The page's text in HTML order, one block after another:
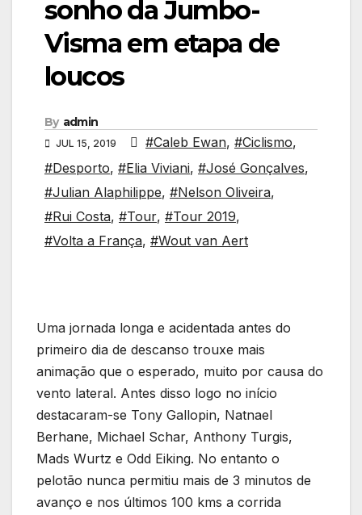
sonho da Jumbo-
Visma em etapa de
loucos
By admin
JUL 15, 2019 #Caleb Ewan, #Ciclismo,
#Desporto, #Elia Viviani, #José Gonçalves,
#Julian Alaphilippe, #Nelson Oliveira,
#Rui Costa, #Tour, #Tour 2019,
#Volta a França, #Wout van Aert
Uma jornada longa e acidentada antes do
primeiro dia de descanso trouxe mais
animação que o esperado, muito por causa do
vento lateral. Antes disso logo no início
destacaram-se Tony Gallopin, Natnael
Berhane, Michael Schar, Anthony Turgis,
Mads Wurtz e Odd Eiking. No entanto o
pelotão nunca permitiu mais de 3 minutos de
avanço e nos últimos 100 kms a corrida